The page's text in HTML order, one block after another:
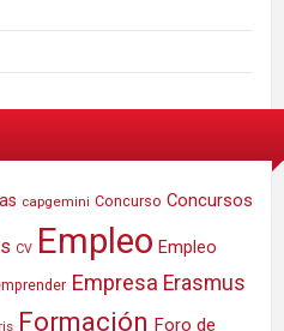
capgemini Concurso Concursos
CV Empleo Empleo
Empresa Erasmus
Formación Foro de